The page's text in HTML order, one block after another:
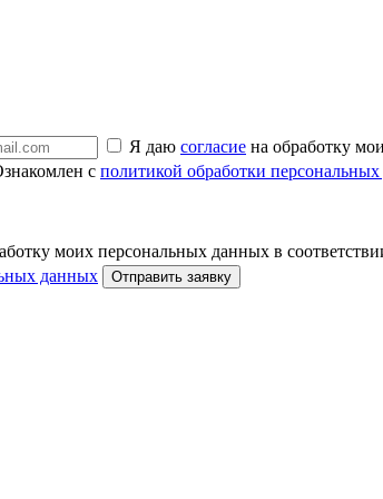
Я даю согласие на обработку
с политикой обработки
моих персональных данных в
данных